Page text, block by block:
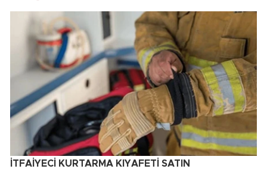
İTFAİYECİ KURTARMA KIYAFETİ SATIN